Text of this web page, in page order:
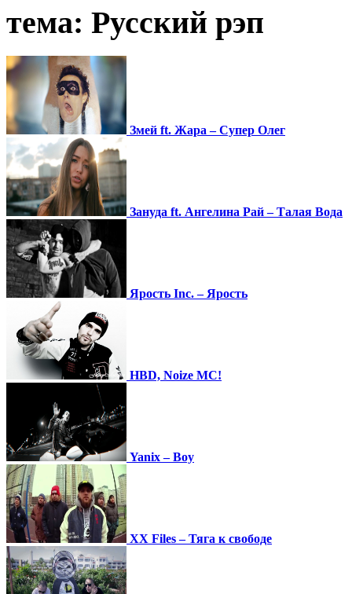
тема: Русский рэп
Змей ft. Жара – Супер Олег
Зануда ft. Ангелина Рай – Талая Вода
Ярость Inc. – Ярость
HBD, Noize MC!
Yanix – Boy
XX Files – Тяга к свободе